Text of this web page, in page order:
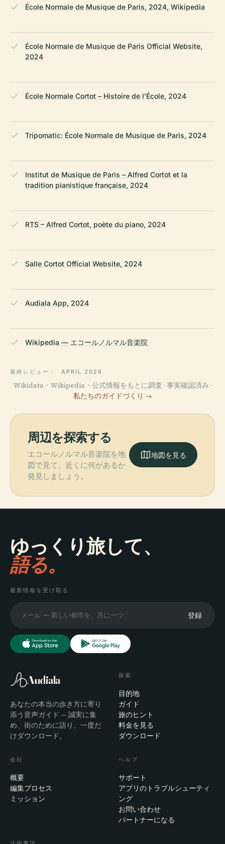
École Normale de Musique de Paris, 2024, Wikipedia
École Normale de Musique de Paris Official Website,
2024
École Normale Cortot – Histoire de l’École, 2024
Tripomatic: École Normale de Musique de Paris, 2024
Institut de Musique de Paris – Alfred Cortot et la
tradition pianistique française, 2024
RTS – Alfred Cortot, poète du piano, 2024
Salle Cortot Official Website, 2024
Audiala App, 2024
Wikipedia — エコールノルマル音楽院
最終レビュー： APRIL 2026
Wikidata・Wikipedia・公式情報をもとに調査 · 事実確認済み ·
私たちのガイドづくり →
周辺を探索する
エコールノルマル音楽院を地
図で見て、近くに何があるか
発見しましょう。
地図を見る
ゆっくり旅して、
語る。
最新情報を受け取る
登録
Audiala
あなたの本当の歩き方に寄り
添う音声ガイド — 誠実に集
め、街のために語り、一度だ
けダウンロード。
探索
目的地
ガイド
旅のヒント
料金を見る
ダウンロード
会社
概要
編集プロセス
ミッション
ヘルプ
サポート
アプリのトラブルシューティ
ング
お問い合わせ
パートナーになる